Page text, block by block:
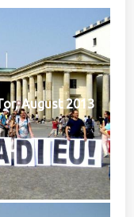
August 2013